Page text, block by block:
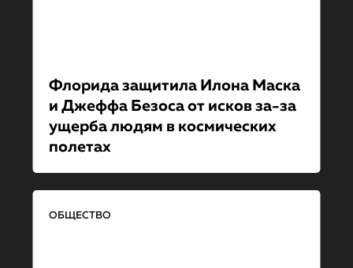
Флорида защитила Илона Маска
и Джеффа Безоса от исков за-за
ущерба людям в космических
полетах
ОБЩЕСТВО